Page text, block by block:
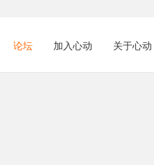
论坛 加入心动 关于心动